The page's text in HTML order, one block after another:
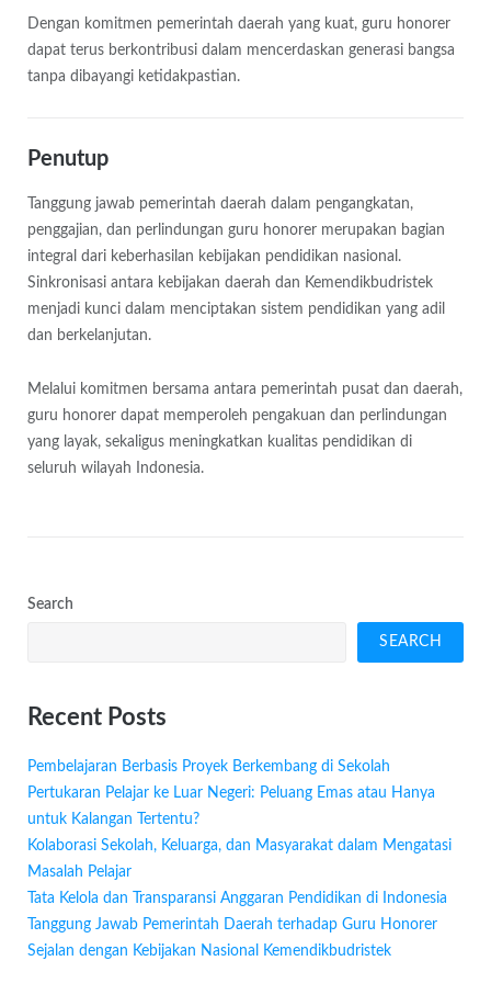
Dengan komitmen pemerintah daerah yang kuat, guru honorer
dapat terus berkontribusi dalam mencerdaskan generasi bangsa
tanpa dibayangi ketidakpastian.
Penutup
Tanggung jawab pemerintah daerah dalam pengangkatan,
penggajian, dan perlindungan guru honorer merupakan bagian
integral dari keberhasilan kebijakan pendidikan nasional.
Sinkronisasi antara kebijakan daerah dan Kemendikbudristek
menjadi kunci dalam menciptakan sistem pendidikan yang adil
dan berkelanjutan.
Melalui komitmen bersama antara pemerintah pusat dan daerah,
guru honorer dapat memperoleh pengakuan dan perlindungan
yang layak, sekaligus meningkatkan kualitas pendidikan di
seluruh wilayah Indonesia.
Search
SEARCH
Recent Posts
Pembelajaran Berbasis Proyek Berkembang di Sekolah
Pertukaran Pelajar ke Luar Negeri: Peluang Emas atau Hanya
untuk Kalangan Tertentu?
Kolaborasi Sekolah, Keluarga, dan Masyarakat dalam Mengatasi
Masalah Pelajar
Tata Kelola dan Transparansi Anggaran Pendidikan di Indonesia
Tanggung Jawab Pemerintah Daerah terhadap Guru Honorer
Sejalan dengan Kebijakan Nasional Kemendikbudristek